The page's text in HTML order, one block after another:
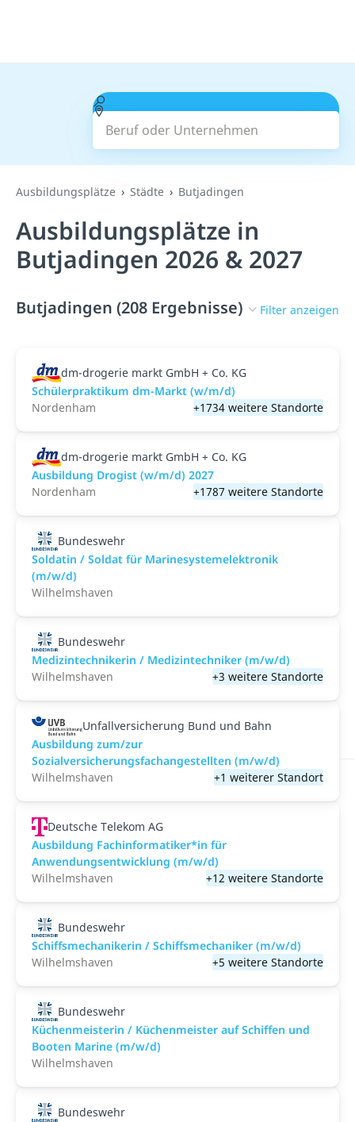
Beruf oder Unternehmen
Suchen
Ausbildungsplätze Städte Butjadingen
Ausbildungsplätze in
Butjadingen 2026 & 2027
Butjadingen (208 Ergebnisse) Filter anzeigen
dm-drogerie markt GmbH + Co. KG
Schülerpraktikum dm-Markt (w/m/d)
Nordenham
+1734 weitere Standorte
dm-drogerie markt GmbH + Co. KG
Ausbildung Drogist (w/m/d) 2027
Nordenham
+1787 weitere Standorte
Bundeswehr
Soldatin / Soldat für Marine­system­elektronik
(m/w/d)
Wilhelmshaven
Bundeswehr
Medizintechnikerin / Medizintechniker (m/w/d)
Wilhelmshaven
+3 weitere Standorte
Unfallversicherung Bund und Bahn
Ausbildung zum/zur
Sozialversicherungsfachangestellten (m/w/d)
Wilhelmshaven
+1 weiterer Standort
Deutsche Telekom AG
Ausbildung Fachinformatiker*in für
Anwendungsentwicklung (m/w/d)
Wilhelmshaven
+12 weitere Standorte
Bundeswehr
Schiffsmechanikerin / Schiffsmechaniker (m/w/d)
Wilhelmshaven
+5 weitere Standorte
Bundeswehr
Küchenmeisterin / Küchenmeister auf Schiffen und
Booten Marine (m/w/d)
Wilhelmshaven
Bundeswehr